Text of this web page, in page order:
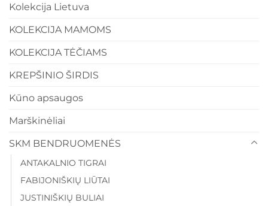
Kolekcija Lietuva
KOLEKCIJA MAMOMS
KOLEKCIJA TĖČIAMS
KREPŠINIO ŠIRDIS
Kūno apsaugos
Marškinėliai
SKM BENDRUOMENĖS
ANTAKALNIO TIGRAI
FABIJONIŠKIŲ LIŪTAI
JUSTINIŠKIŲ BULIAI